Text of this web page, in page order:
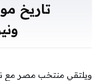
تاريخ
ويلتقي منتخب مصر مع